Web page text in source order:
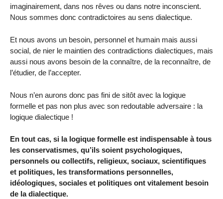
imaginairement, dans nos rêves ou dans notre inconscient.
Nous sommes donc contradictoires au sens dialectique.
Et nous avons un besoin, personnel et humain mais aussi
social, de nier le maintien des contradictions dialectiques, mais
aussi nous avons besoin de la connaître, de la reconnaître, de
l’étudier, de l’accepter.
Nous n’en aurons donc pas fini de sitôt avec la logique
formelle et pas non plus avec son redoutable adversaire : la
logique dialectique !
En tout cas, si la logique formelle est indispensable à tous
les conservatismes, qu’ils soient psychologiques,
personnels ou collectifs, religieux, sociaux, scientifiques
et politiques, les transformations personnelles,
idéologiques, sociales et politiques ont vitalement besoin
de la dialectique.